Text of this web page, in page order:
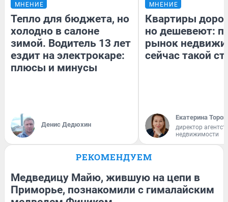
МНЕНИЕ
Тепло для бюджета, но
холодно в салоне
зимой. Водитель 13 лет
ездит на электрокаре:
плюсы и минусы
Денис Дедюхин
МНЕНИЕ
Квартиры
но дешевеют:
рынок
сейчас такой
Екатерина
директор
недвижимости
РЕКОМЕНДУЕМ
Медведицу Майю, жившую на цепи в
Приморье, познакомили с гималайским